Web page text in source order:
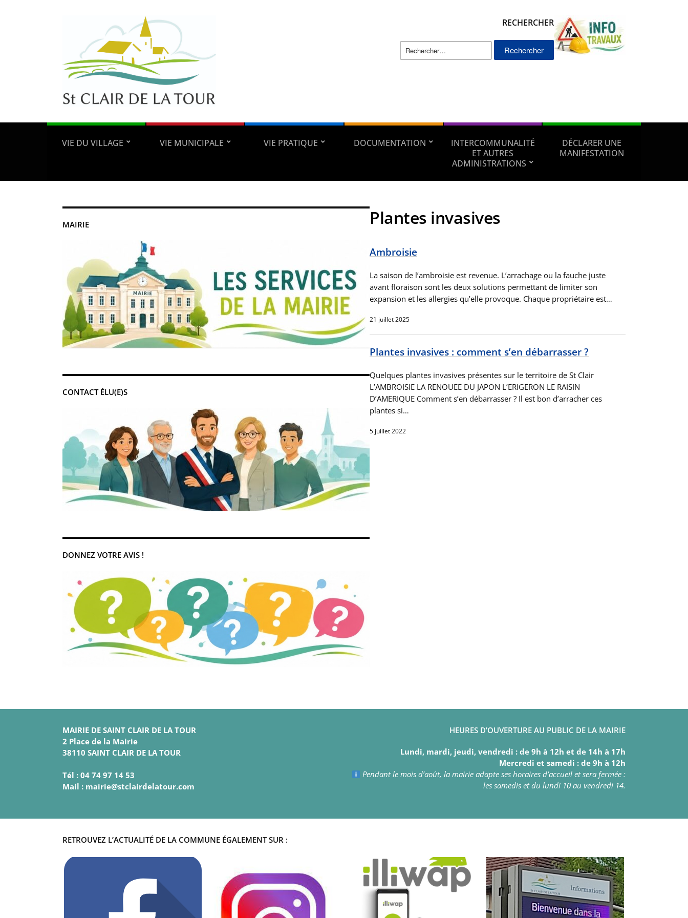
RECHERCHER
Rechercher :
VIE DU VILLAGE VIE MUNICIPALE VIE PRATIQUE DOCUMENTATION
INTERCOMMUNALITÉ
ET AUTRES
ADMINISTRATIONS
DÉCLARER UNE
MANIFESTATION
MAIRIE
CONTACT ÉLU(E)S
DONNEZ VOTRE AVIS !
Plantes invasives
Ambroisie
La saison de l’ambroisie est revenue. L’arrachage ou la fauche juste
avant floraison sont les deux solutions permettant de limiter son
expansion et les allergies qu’elle provoque. Chaque propriétaire est…
21 juillet 2025
Plantes invasives : comment s’en débarrasser ?
Quelques plantes invasives présentes sur le territoire de St Clair
L’AMBROISIE LA RENOUEE DU JAPON L’ERIGERON LE RAISIN
D’AMERIQUE Comment s’en débarrasser ? Il est bon d’arracher ces
plantes si…
5 juillet 2022
MAIRIE DE SAINT CLAIR DE LA TOUR
2 Place de la Mairie
38110 SAINT CLAIR DE LA TOUR
Tél : 04 74 97 14 53
Mail : mairie@stclairdelatour.com
HEURES D’OUVERTURE AU PUBLIC DE LA MAIRIE
Lundi, mardi, jeudi, vendredi : de 9h à 12h et de 14h à 17h
Mercredi et samedi : de 9h à 12h
Pendant le mois d’août, la mairie adapte ses horaires d’accueil et sera fermée :
les samedis et du lundi 10 au vendredi 14.
RETROUVEZ L’ACTUALITÉ DE LA COMMUNE ÉGALEMENT SUR :